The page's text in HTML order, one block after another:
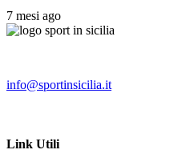
7 mesi ago
info@sportinsicilia.it
Link Utili